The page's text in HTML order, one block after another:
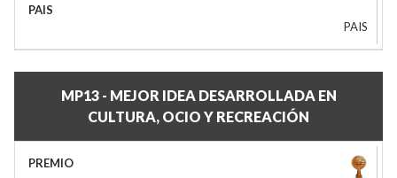
PAIS
MP13 - MEJOR IDEA DESARROLLADA EN
CULTURA, OCIO Y RECREACIÓN